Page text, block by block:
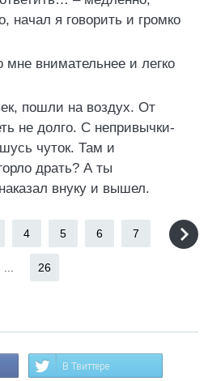
начал я говорить и громко
мне внимательнее и легко
пошли на воздух. От
не долго. С непривычки-
чуток. Там и
драть? А ты
внуку и вышел.
4 5 6 7
26
В Твиттере